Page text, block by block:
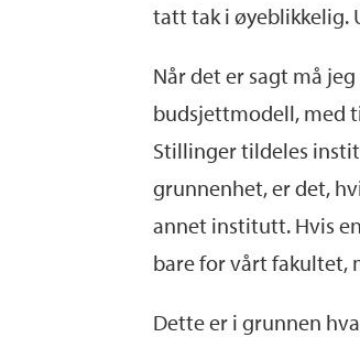
tatt tak i øyeblikkelig.
Når det er sagt må
budsjettmodell, med
Stillinger tildeles
grunnenhet, er det,
annet institutt. Hvis
bare for vårt fakultet,
Dette er i grunnen